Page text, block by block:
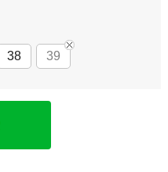
38 39